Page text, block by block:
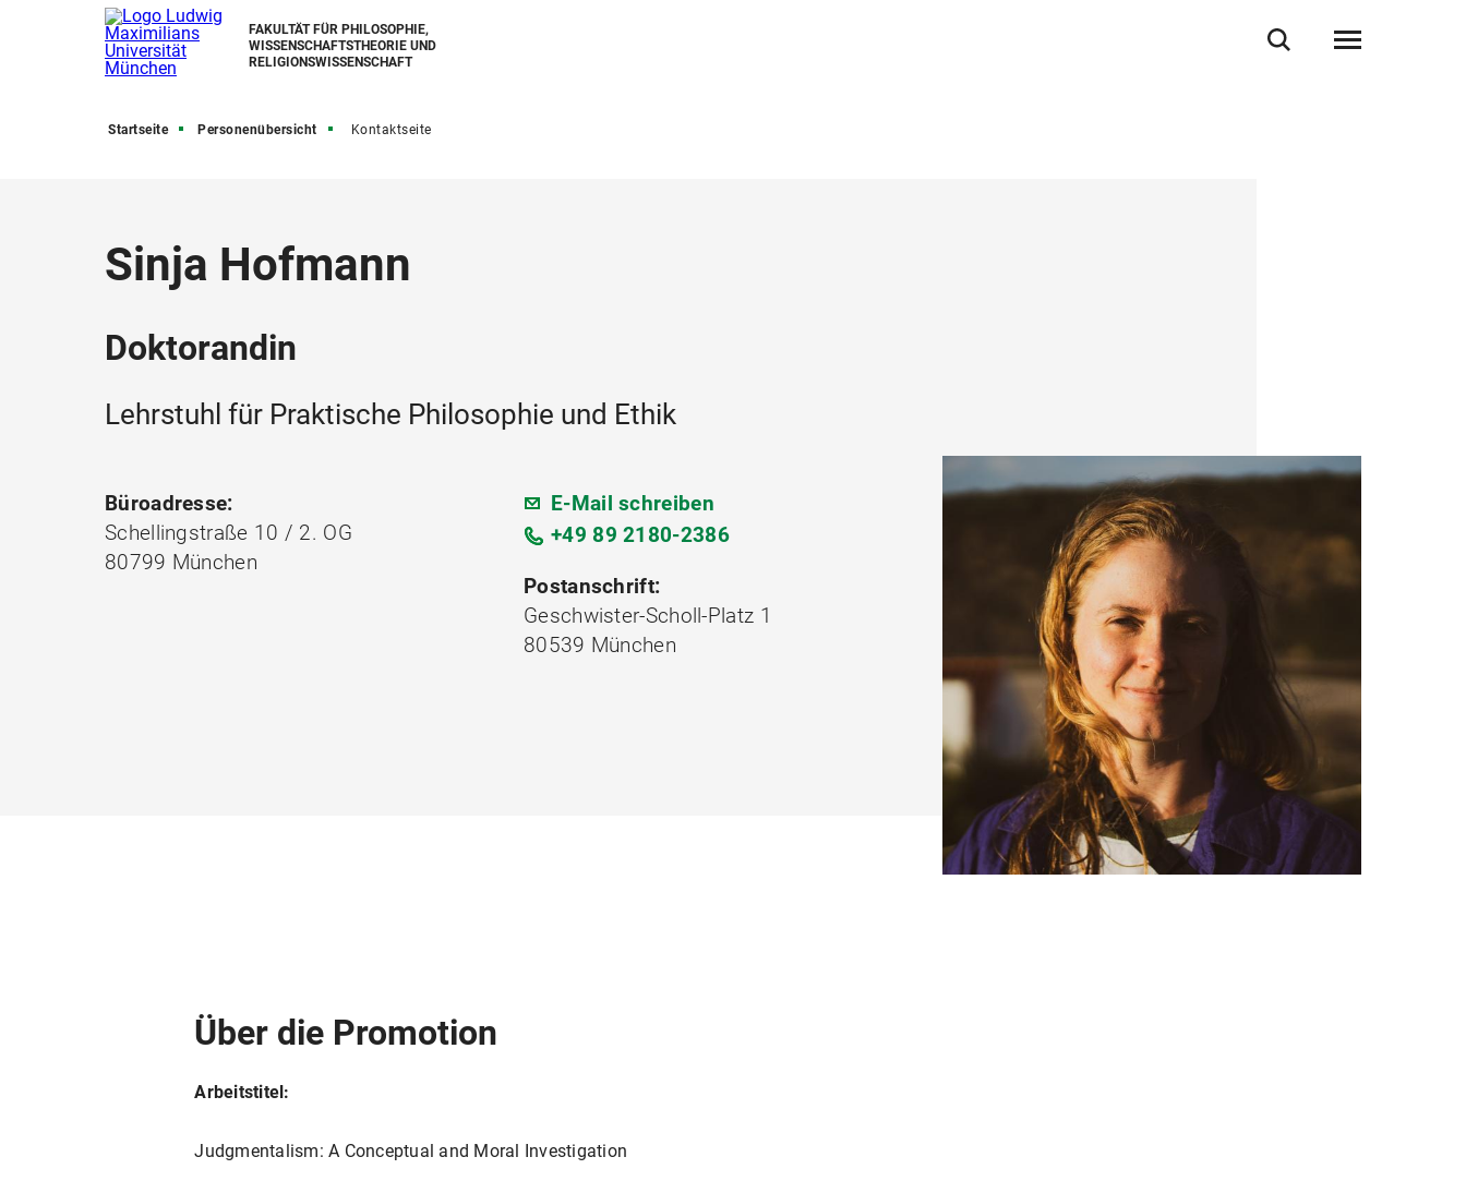
FAKULTÄT FÜR PHILOSOPHIE,
WISSENSCHAFTSTHEORIE UND
RELIGIONSWISSENSCHAFT
Startseite Personenübersicht Kontaktseite
Sinja Hofmann
Doktorandin
Lehrstuhl für Praktische Philosophie und Ethik
Büroadresse:
Schellingstraße 10 / 2. OG
80799 München
E-Mail schreiben
+49 89 2180-2386
Postanschrift:
Geschwister-Scholl-Platz 1
80539 München
Über die Promotion
Arbeitstitel:
Judgmentalism: A Conceptual and Moral Investigation